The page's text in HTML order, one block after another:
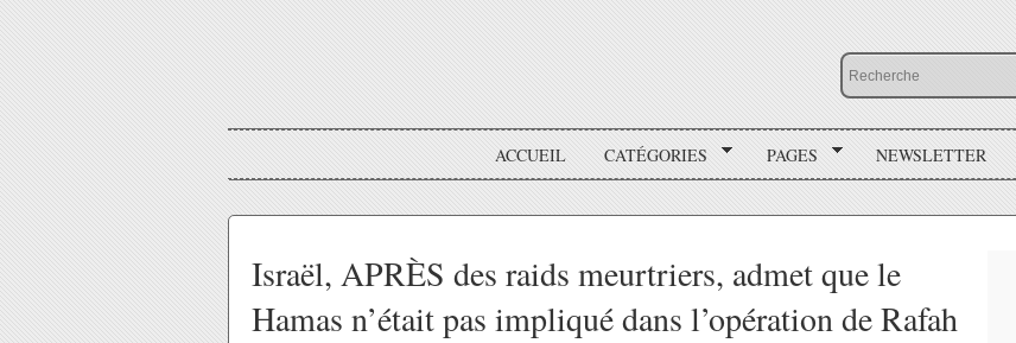
ACCUEIL CATÉGORIES PAGES NEWSLETTER
Israël, APRÈS des raids meurtriers, admet que le
Hamas n’était pas impliqué dans l’opération de Rafah